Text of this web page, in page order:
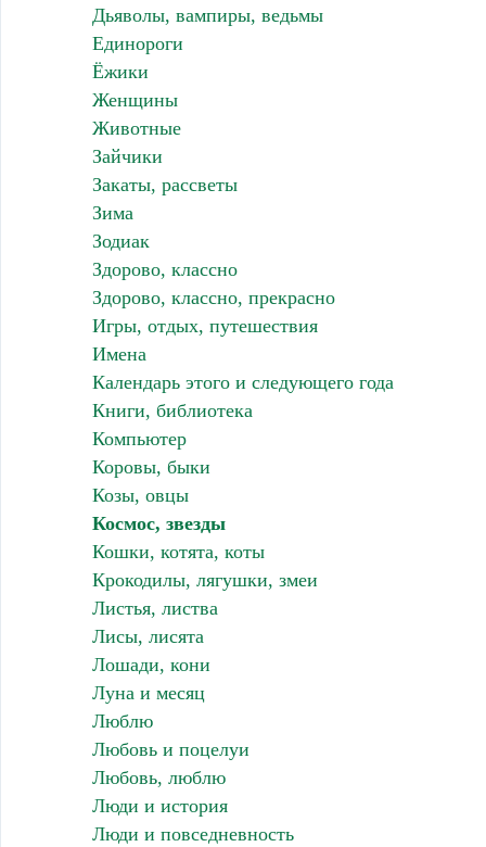
Дьяволы, вампиры, ведьмы
Единороги
Ёжики
Женщины
Животные
Зайчики
Закаты, рассветы
Зима
Зодиак
Здорово, классно
Здорово, классно, прекрасно
Игры, отдых, путешествия
Имена
Календарь этого и следующего года
Книги, библиотека
Компьютер
Коровы, быки
Козы, овцы
Космос, звезды
Кошки, котята, коты
Крокодилы, лягушки, змеи
Листья, листва
Лисы, лисята
Лошади, кони
Луна и месяц
Люблю
Любовь и поцелуи
Любовь, люблю
Люди и история
Люди и повседневность